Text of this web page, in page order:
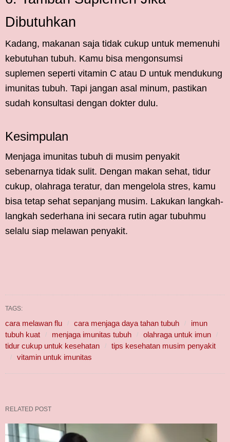
Dibutuhkan
Kadang, makanan saja tidak cukup untuk memenuhi
kebutuhan tubuh. Kamu bisa mengonsumsi
suplemen seperti vitamin C atau D untuk mendukung
imunitas tubuh. Tapi jangan asal minum, pastikan
sudah konsultasi dengan dokter dulu.
Kesimpulan
Menjaga imunitas tubuh di musim penyakit
sebenarnya tidak sulit. Dengan makan sehat, tidur
cukup, olahraga teratur, dan mengelola stres, kamu
bisa tetap sehat sepanjang musim. Lakukan langkah-
langkah sederhana ini secara rutin agar tubuhmu
selalu siap melawan penyakit.
TAGS:
cara melawan flu cara menjaga daya tahan tubuh
imun
tubuh kuat
menjaga imunitas tubuh
olahraga untuk imun
tidur cukup untuk kesehatan
tips kesehatan musim penyakit
vitamin untuk imunitas
RELATED POST